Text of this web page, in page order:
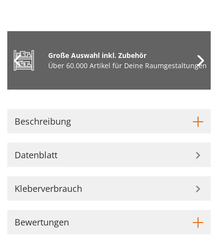
Große Auswahl inkl. Zubehör
Über 60.000 Artikel für Deine Raumgestaltungen
Beschreibung
Datenblatt
Kleberverbrauch
Bewertungen